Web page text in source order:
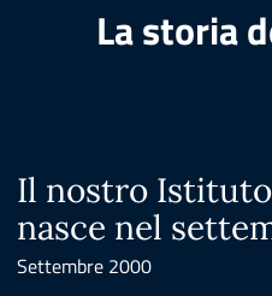
La storia
Il nostro
nasce nel
Settembre 2000